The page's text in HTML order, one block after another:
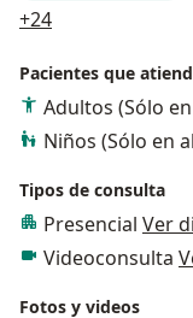
+24
Pacientes que
Adultos (Sólo
Niños (Sólo en
Tipos de consulta
Presencial Ver
Videoconsulta
Fotos y videos